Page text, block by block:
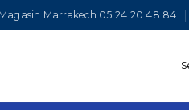
Magasin Marrakech 05 24 20 48 84